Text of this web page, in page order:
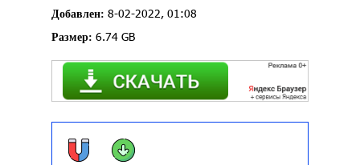
Добавлен: 8-02-2022, 01:08
Размер: 6.74 GB